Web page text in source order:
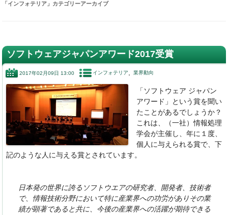
「インフォテリア 」カテゴリーアーカイブ
ソフトウェアジャパンアワード2017受賞
2017年02月09日 13:00 インフォテリア 業界動向
「ソフトウェア ジャパン
アワード」という賞を聞い
たことがあるでしょうか？
これは、（一社）情報処理
学会が主催し、年に１度、
個人に与えられる賞で、下
記のような人に与える賞とされています。
日本発の世界に誇るソフトウエアの研究者、開発者、技術者
で、情報技術分野において特に産業界への功労がありその業
績が顕著であると共に、今後の産業界への活躍が期待できる